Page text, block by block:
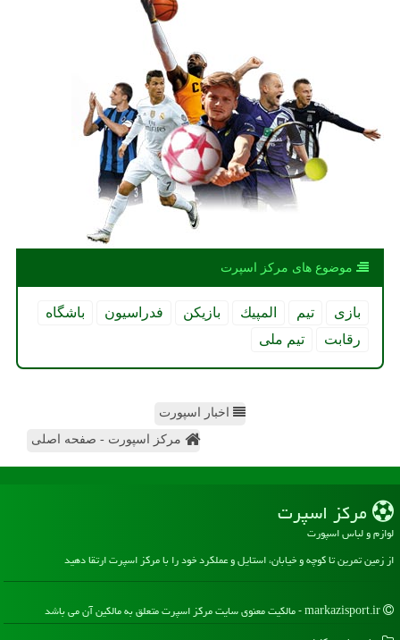
موضوع های مركز اسپرت
بازی تیم المپیك بازیكن فدراسیون
باشگاه
رقابت
تیم ملی
اخبار اسپورت
مرکز اسپورت - صفحه اصلی
مركز اسپرت
لوازم و لباس اسپورت
از زمین تمرین تا کوچه و خیابان، استایل و عملکرد خود را با مرکز اسپرت ارتقا دهید